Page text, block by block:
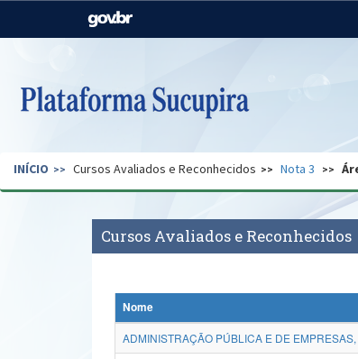
Casa Civil
Pecuária e Abastecimento
Secretaria de Governo Gabinete de
INÍCIO Cursos Avaliados e Reconhecidos Nota 3
Cursos Avaliados e Reconhecidos
Nome
ADMINISTRAÇÃO PÚBLICA E DE